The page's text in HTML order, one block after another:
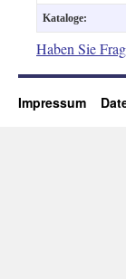
Kataloge:
Haben Sie
Impressum